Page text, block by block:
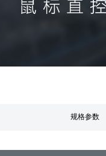
规格参数